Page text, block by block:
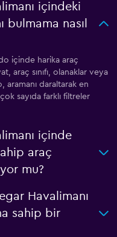
içindeki
bulmama nasıl
içinde harika araç
araç sınıfı, olanaklar veya
daraltarak en
sayıda farklı filtreler
içinde
araç
mu?
Havalimanı
sahip bir